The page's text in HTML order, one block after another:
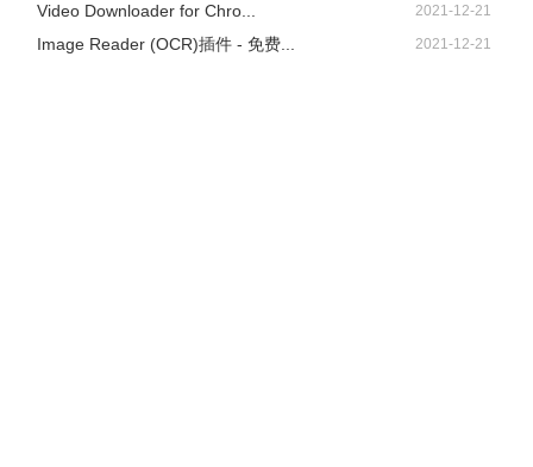
Video Downloader for Chro... 2021-12-21
Image Reader (OCR)插件 - 免费... 2021-12-21